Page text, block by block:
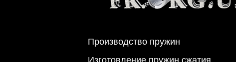
Производство пружин